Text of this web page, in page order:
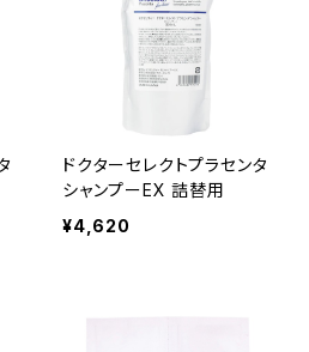
ドクターセレクトプラセンタ
シャンプーEX 詰替用
¥4,620